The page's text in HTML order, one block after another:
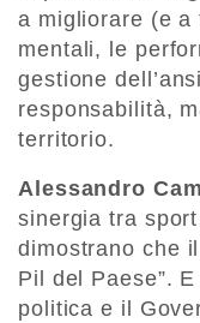
a migliorare (e a
mentali, le
gestione
responsabilità,
territorio.
Alessandro
sinergia tra
dimostrano che
Pil del Paese”.
politica e il